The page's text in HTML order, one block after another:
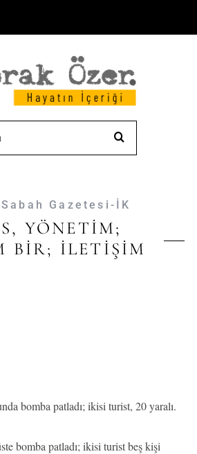
Sabah Gazetesi-İK
YÖNETİM;
BİR; İLETİŞİM
bomba patladı; ikisi turist, 20 yaralı.
bomba patladı; ikisi turist beş kişi